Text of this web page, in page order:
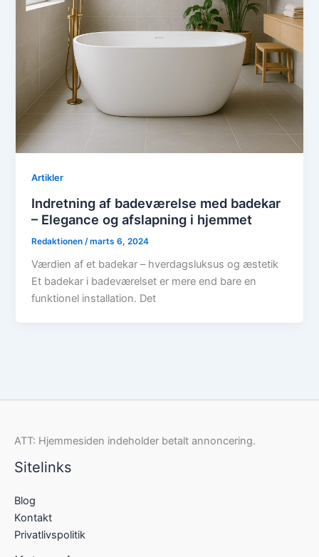
Artikler
Indretning af badeværelse med badekar
– Elegance og afslapning i hjemmet
Redaktionen /marts 6, 2024
Værdien af et badekar – hverdagsluksus og æstetik
Et badekar i badeværelset er mere end bare en
funktionel installation. Det
ATT: Hjemmesiden indeholder betalt annoncering.
Sitelinks
Blog
Kontakt
Privatlivspolitik